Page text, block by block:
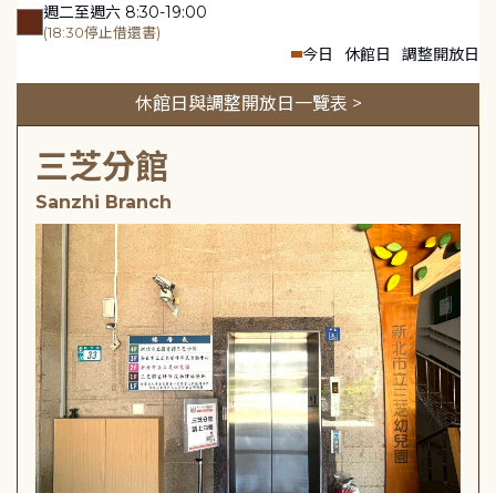
週二至週六 8:30-19:00
(18:30停止借還書)
今日 休館日 調整開放日
休館日與調整開放日一覽表 >
三芝分館
Sanzhi Branch